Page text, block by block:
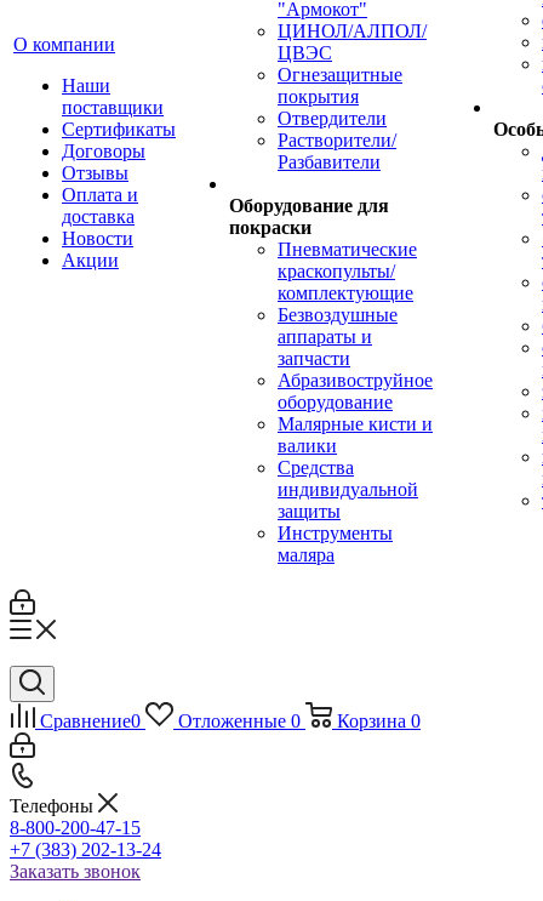
О компании
Наши
поставщики
Сертификаты
Договоры
Отзывы
Оплата и
доставка
Новости
Акции
"Армокот"
ЦИНОЛ/АЛПОЛ/
ЦВЭС
Огнезащитные
покрытия
Отвердители
Растворители/
Разбавители
Оборудование для
покраски
Пневматические
краскопульты/
комплектующие
Безвоздушные
аппараты и
запчасти
Абразивоструйное
оборудование
Малярные кисти и
валики
Средства
индивидуальной
защиты
Инструменты
маляра
Сравнение0 Отложенные 0 Корзина 0
Телефоны
8-800-200-47-15
+7 (383) 202-13-24
Заказать звонок